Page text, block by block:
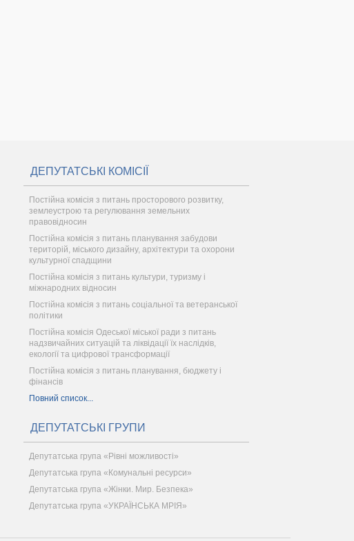
ДЕПУТАТСЬКІ КОМІСІЇ
Постійна комісія з питань просторового розвитку,
землеустрою та регулювання земельних
правовідносин
Постійна комісія з питань планування забудови
територій, міського дизайну, архітектури та охорони
культурної спадщини
Постійна комісія з питань культури, туризму і
міжнародних відносин
Постійна комісія з питань соціальної та ветеранської
політики
Постійна комісія Одеської міської ради з питань
надзвичайних ситуацій та ліквідації їх наслідків,
екології та цифрової трансформації
Постійна комісія з питань планування, бюджету і
фінансів
Повний список...
ДЕПУТАТСЬКІ ГРУПИ
Депутатська група «Рівні можливості»
Депутатська група «Комунальні ресурси»
Депутатська група «Жінки. Мир. Безпека»
Депутатська група «УКРАЇНСЬКА МРІЯ»